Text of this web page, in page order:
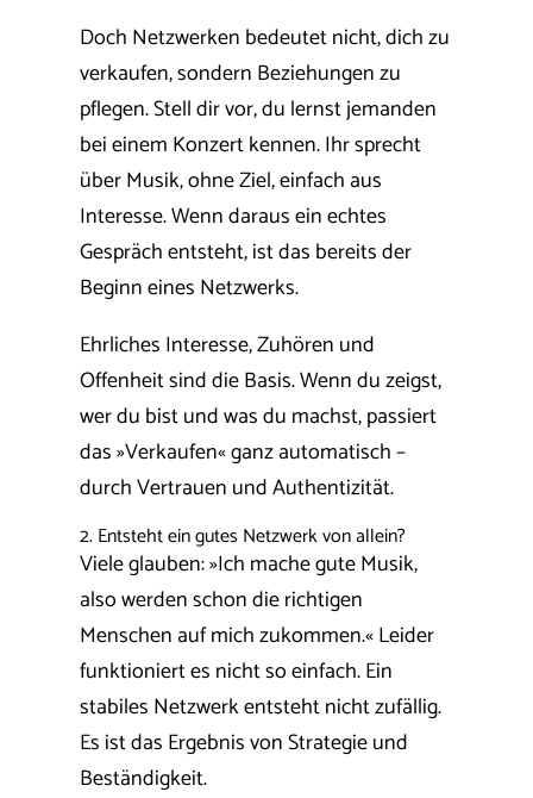
Doch Netzwerken bedeutet nicht, dich zu
verkaufen, sondern Beziehungen zu
pflegen. Stell dir vor, du lernst jemanden
bei einem Konzert kennen. Ihr sprecht
über Musik, ohne Ziel, einfach aus
Interesse. Wenn daraus ein echtes
Gespräch entsteht, ist das bereits der
Beginn eines Netzwerks.
Ehrliches Interesse, Zuhören und
Offenheit sind die Basis. Wenn du zeigst,
wer du bist und was du machst, passiert
das »Verkaufen« ganz automatisch –
durch Vertrauen und Authentizität.
2. Entsteht ein gutes Netzwerk von allein?
Viele glauben: »Ich mache gute Musik,
also werden schon die richtigen
Menschen auf mich zukommen.« Leider
funktioniert es nicht so einfach. Ein
stabiles Netzwerk entsteht nicht zufällig.
Es ist das Ergebnis von Strategie und
Beständigkeit.